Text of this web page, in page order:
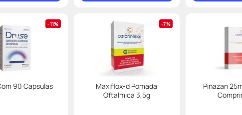
11%
90 Capsulas
7%
Maxiflox-d Pomada
Oftalmica 3,5g
Pinazan